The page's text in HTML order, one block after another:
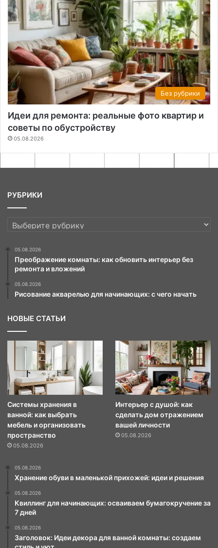
Без рубрики
Идеи для ремонта: реальные фото квартир и
советы по обустройству
05.08.2026
РУБРИКИ
РУБРИКИ
05.08.2026
Преображение комнаты: как обновить интерьер без
ремонта и вложений
05.08.2026
Рисование акварелью для начинающих: с чего начать
НОВЫЕ СТАТЬИ
Системы хранения в
ванной: как выбрать
мебель и организовать
пространство
05.08.2026
Интерьер с душой: как
сделать дом отражением
вашей личности
05.08.2026
05.08.2026
Хранение обуви в маленькой прихожей: идеи и решения
05.08.2026
Квиллинг для начинающих: осваиваем бумагокручение за
7 дней
05.08.2026
Заголовок: Идеи декора для ванной комнаты: создаем